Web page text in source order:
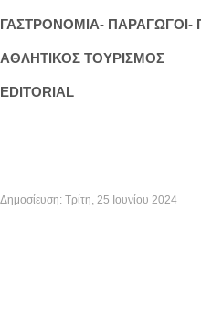
ΓΑΣΤΡΟΝΟΜΙΑ- ΠΑΡΑΓΩΓΟΙ-
ΑΘΛΗΤΙΚΟΣ ΤΟΥΡΙΣΜΟΣ
EDITORIAL
Δημοσίευση: Τρίτη, 25 Ιουνίου 2024